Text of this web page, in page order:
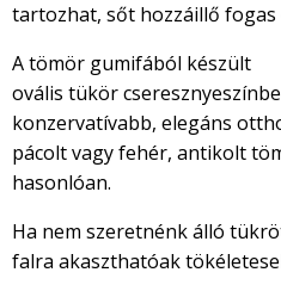
tartozhat, sőt hozzáillő fogas
A tömör gumifából készült
ovális tükör
konzervatívabb, elegáns
pácolt vagy fehér, antikolt
hasonlóan.
Ha nem szeretnénk álló
falra akaszthatóak